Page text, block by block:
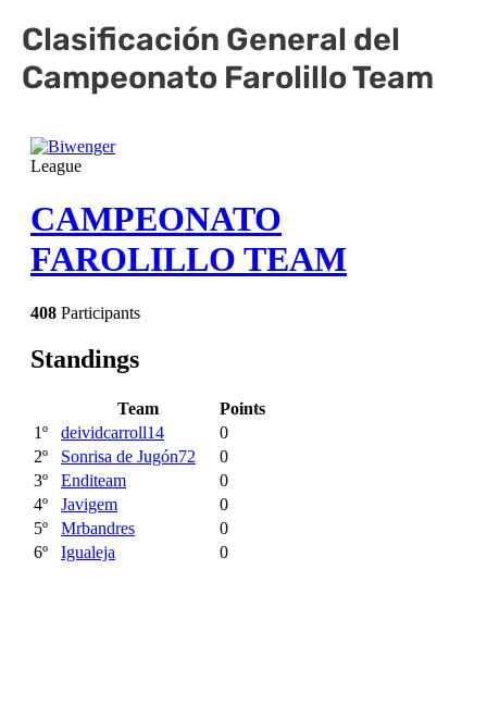
Clasificación General del
Campeonato Farolillo Team